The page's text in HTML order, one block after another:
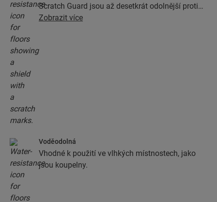
Scratch Guard jsou až desetkrát odolnější proti
poškrábání než podlahy bez této ochrany.
Zobrazit více
Voděodolná
Vhodné k použití ve vlhkých místnostech, jako
jsou koupelny.